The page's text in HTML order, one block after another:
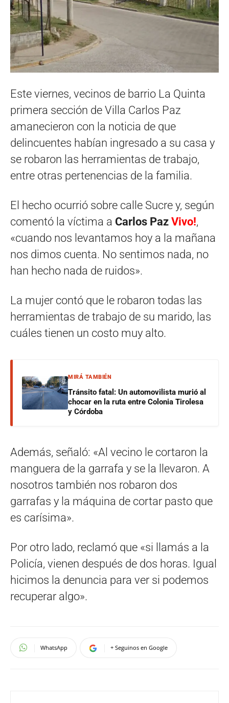
Este viernes, vecinos de barrio La Quinta
primera sección de Villa Carlos Paz
amanecieron con la noticia de que
delincuentes habían ingresado a su casa y
se robaron las herramientas de trabajo,
entre otras pertenencias de la familia.
El hecho ocurrió sobre calle Sucre y, según
comentó la víctima a Carlos Paz Vivo!,
«cuando nos levantamos hoy a la mañana
nos dimos cuenta. No sentimos nada, no
han hecho nada de ruidos».
La mujer contó que le robaron todas las
herramientas de trabajo de su marido, las
cuáles tienen un costo muy alto.
MIRÁ TAMBIÉN
Tránsito fatal: Un automovilista murió al
chocar en la ruta entre Colonia Tirolesa
y Córdoba
Además, señaló: «Al vecino le cortaron la
manguera de la garrafa y se la llevaron. A
nosotros también nos robaron dos
garrafas y la máquina de cortar pasto que
es carísima».
Por otro lado, reclamó que «si llamás a la
Policía, vienen después de dos horas. Igual
hicimos la denuncia para ver si podemos
recuperar algo».
WhatsApp + Seguinos en Google